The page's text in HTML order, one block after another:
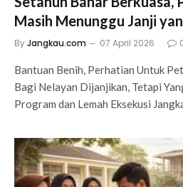
Masih Menunggu Janji
ByJangkau.com 07 April 2026
Bantuan Benih, Perhatian Untuk
Bagi Nelayan Dijanjikan, Tetapi
Program dan Lemah Eksekusi